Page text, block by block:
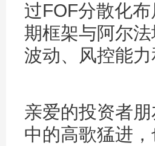
过FOF分散化
期框架与阿尔
波动、风控能
亲爱的投资者
中的高歌猛进